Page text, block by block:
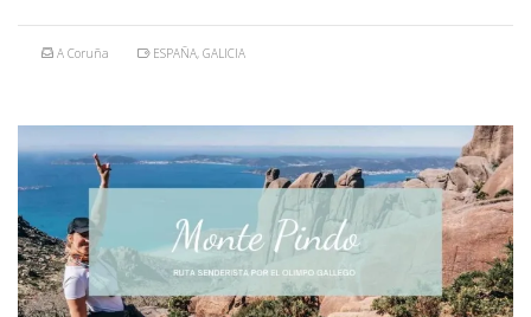
A Coruña ESPAÑA, GALICIA